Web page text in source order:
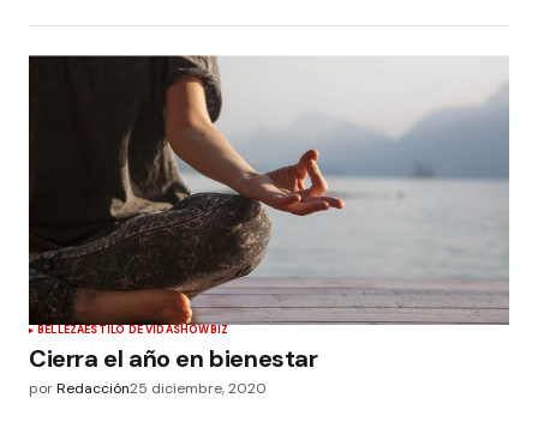
BELLEZAESTILO DE VIDASHOWBIZ
Cierra el año en bienestar
porRedacción25 diciembre, 2020